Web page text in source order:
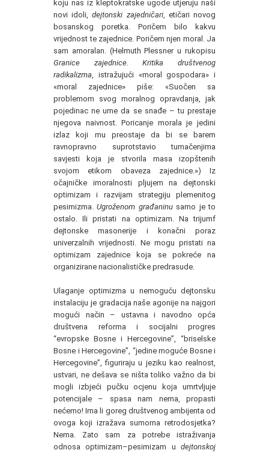
koju nas iz kleptokratske ugode utjeruju naši
novi idoli,dejtonski zajedničari, etičari novog
bosanskog poretka. Poričem bilo kakvu
vrijednost te zajednice. Poričem njen moral. Ja
sam amoralan. (Helmuth Plessner u rukopisu
Granice zajednice. Kritika društvenog
radikalizma , istražujući «moral gospodara» i
«moral zajednice» piše: «Suočen sa
problemom svog moralnog opravdanja, jak
pojedinac ne ume da se snađe – tu prestaje
njegova naivnost. Poricanje morala je jedini
izlaz koji mu preostaje da bi se barem
ravnopravno suprotstavio tumačenjima
savjesti koja je stvorila masa izopštenih
svojom etikom obaveza zajednice.») Iz
očajničke imoralnosti pljujem na dejtonski
optimizam i razvijam strategiju plemenitog
pesimizma.Ugroženom građaninusamo je to
ostalo. Ili pristati na optimizam. Na trijumf
dejtonske masonerije i konačni poraz
univerzalnih vrijednosti. Ne mogu pristati na
optimizam zajednice koja se pokreće na
organizirane nacionalističke predrasude.
Ulaganje optimizma u nemoguću dejtonsku
instalaciju je gradacija naše agonije na najgori
mogući način – ustavna i navodno opća
društvena reforma i socijalni progres
“evropske Bosne i Hercegovine”, “briselske
Bosne i Hercegovine”, “jedine moguće Bosne i
Hercegovine”, figuriraju u jeziku kao realnost,
ustvari, ne dešava se ništa toliko važno da bi
mogli izbjeći pučku ocjenu koja umrtvljuje
potencijale – spasa nam nema, propasti
nećemo! Ima li goreg društvenog ambijenta od
ovoga koji izražava sumorna retrodosjetka?
Nema. Zato sam za potrebe istraživanja
odnosa optimizam–pesimizam u dejtonskoj